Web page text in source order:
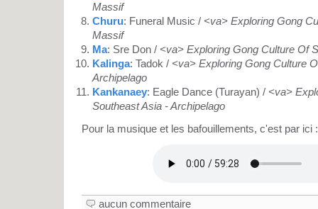
Massif
Churu: Funeral Music / <va> Exploring Gong
Massif
Ma: Sre Don / <va> Exploring Gong Culture Of
Kalinga: Tadok / <va> Exploring Gong Culture
Archipelago
Kankanaey: Eagle Dance (Turayan) / <va>
Southeast Asia - Archipelago
Pour la musique et les bafouillements, c'est par ici :
aucun commentaire